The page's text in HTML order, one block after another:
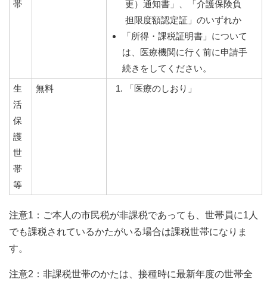
帯
更）通知書」、「介護保険負
担限度額認定証」のいずれか
「所得・課税証明書」について
は、医療機関に行く前に申請手
続きをしてください。
生
活
保
護
世
帯
等
無料 「医療のしおり」
注意1：ご本人の市民税が非課税であっても、世帯員に1人
でも課税されているかたがいる場合は課税世帯になりま
す。
注意2：非課税世帯のかたは、接種時に最新年度の世帯全